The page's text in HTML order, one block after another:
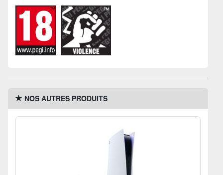
NOS AUTRES PRODUITS